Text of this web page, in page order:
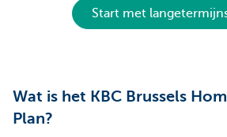
Start met
Wat is het KBC Brussels
Plan?